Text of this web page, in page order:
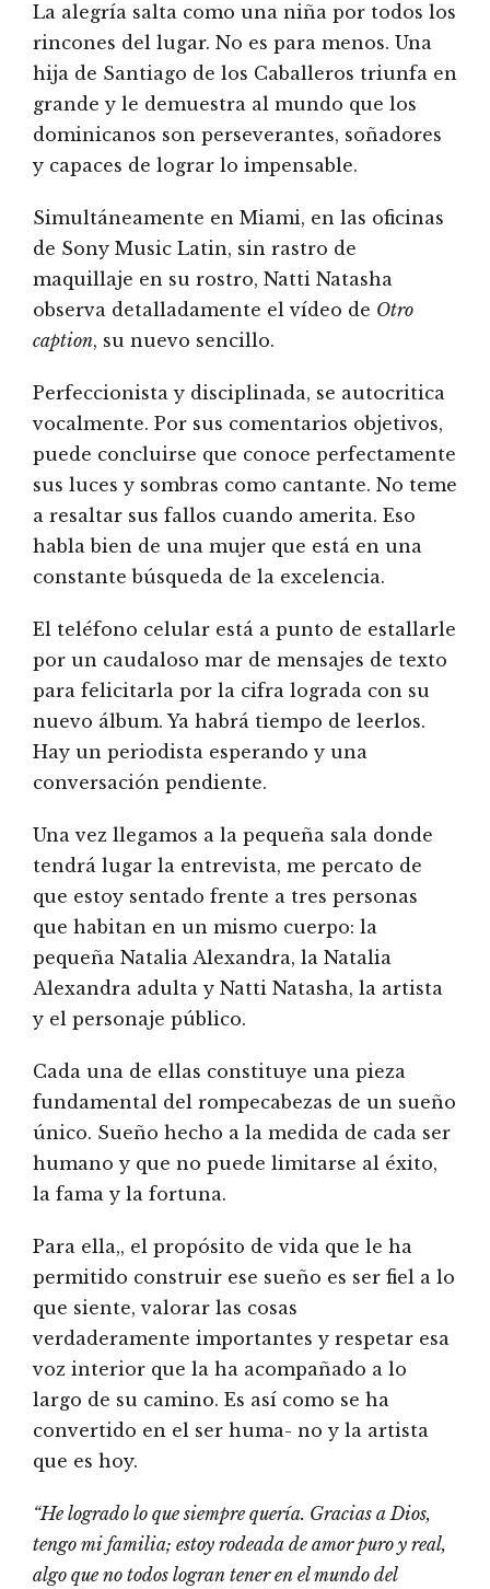
La alegría salta como una niña por todos los
rincones del lugar. No es para menos. Una
hija de Santiago de los Caballeros triunfa en
grande y le demuestra al mundo que los
dominicanos son perseverantes, soñadores
y capaces de lograr lo impensable.
Simultáneamente en Miami, en las oficinas
de Sony Music Latin, sin rastro de
maquillaje en su rostro, Natti Natasha
observa detalladamente el vídeo de Otro
caption, su nuevo sencillo.
Perfeccionista y disciplinada, se autocritica
vocalmente. Por sus comentarios objetivos,
puede concluirse que conoce perfectamente
sus luces y sombras como cantante. No teme
a resaltar sus fallos cuando amerita. Eso
habla bien de una mujer que está en una
constante búsqueda de la excelencia.
El teléfono celular está a punto de estallarle
por un caudaloso mar de mensajes de texto
para felicitarla por la cifra lograda con su
nuevo álbum. Ya habrá tiempo de leerlos.
Hay un periodista esperando y una
conversación pendiente.
Una vez llegamos a la pequeña sala donde
tendrá lugar la entrevista, me percato de
que estoy sentado frente a tres personas
que habitan en un mismo cuerpo: la
pequeña Natalia Alexandra, la Natalia
Alexandra adulta y Natti Natasha, la artista
y el personaje público.
Cada una de ellas constituye una pieza
fundamental del rompecabezas de un sueño
único. Sueño hecho a la medida de cada ser
humano y que no puede limitarse al éxito,
la fama y la fortuna.
Para ella,, el propósito de vida que le ha
permitido construir ese sueño es ser fiel a lo
que siente, valorar las cosas
verdaderamente importantes y respetar esa
voz interior que la ha acompañado a lo
largo de su camino. Es así como se ha
convertido en el ser huma- no y la artista
que es hoy.
“He logrado lo que siempre quería. Gracias a Dios,
tengo mi familia; estoy rodeada de amor puro y real,
algo que no todos logran tener en el mundo del